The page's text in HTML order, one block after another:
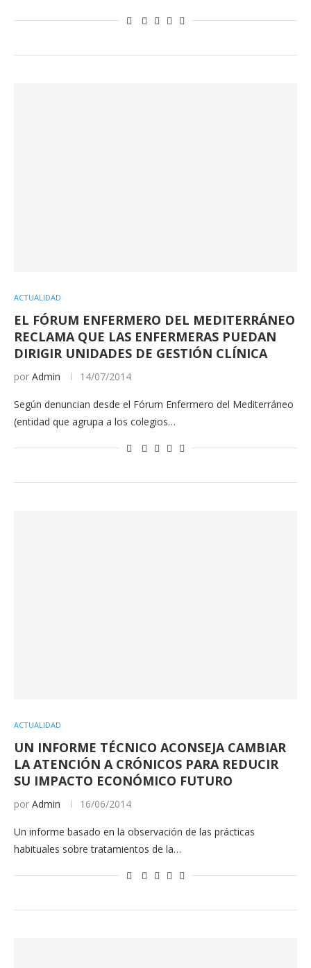
ACTUALIDAD
EL FÓRUM ENFERMERO DEL MEDITERRÁNEO
RECLAMA QUE LAS ENFERMERAS PUEDAN
DIRIGIR UNIDADES DE GESTIÓN CLÍNICA
por Admin 14/07/2014
Según denuncian desde el Fórum Enfermero del Mediterráneo
(entidad que agrupa a los colegios…
ACTUALIDAD
UN INFORME TÉCNICO ACONSEJA CAMBIAR
LA ATENCIÓN A CRÓNICOS PARA REDUCIR
SU IMPACTO ECONÓMICO FUTURO
por Admin 16/06/2014
Un informe basado en la observación de las prácticas
habituales sobre tratamientos de la…